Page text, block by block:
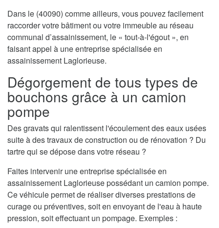
Dans le (40090) comme ailleurs, vous pouvez facilement
raccorder votre bâtiment ou votre immeuble au réseau
communal d’assainissement, le « tout-à-l'égout », en
faisant appel à une entreprise spécialisée en
assainissement Laglorieuse.
Dégorgement de tous types de
bouchons grâce à un camion
pompe
Des gravats qui ralentissent l'écoulement des eaux usées
suite à des travaux de construction ou de rénovation ? Du
tartre qui se dépose dans votre réseau ?
Faites intervenir une entreprise spécialisée en
assainissement Laglorieuse possédant un camion pompe.
Ce véhicule permet de réaliser diverses prestations de
curage ou préventives, soit en envoyant de l'eau à haute
pression, soit effectuant un pompage. Exemples :